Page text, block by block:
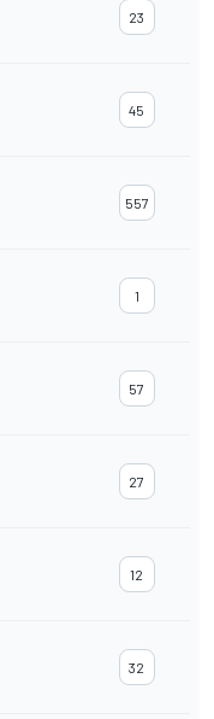
23
45
557
1
57
27
12
32